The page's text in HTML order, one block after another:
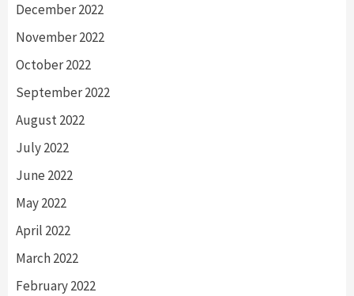
December 2022
November 2022
October 2022
September 2022
August 2022
July 2022
June 2022
May 2022
April 2022
March 2022
February 2022